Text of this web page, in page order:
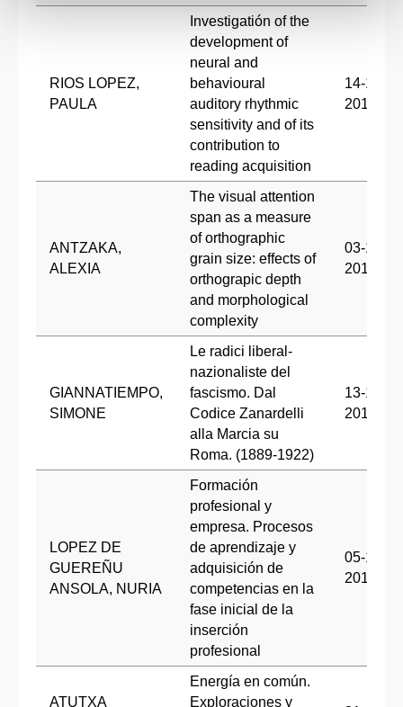
RIOS LOPEZ,
PAULA
Investigatión of the
development of
neural and
behavioural
auditory rhythmic
sensitivity and of its
contribution to
reading acquisition
14-12-
2018
ANTZAKA,
ALEXIA
The visual attention
span as a measure
of orthographic
grain size: effects of
orthograpic depth
and morphological
complexity
03-12-
2018
GIANNATIEMPO,
SIMONE
Le radici liberal-
nazionaliste del
fascismo. Dal
Codice Zanardelli
alla Marcia su
Roma. (1889-1922)
13-12-
2018
LOPEZ DE
GUEREÑU
ANSOLA, NURIA
Formación
profesional y
empresa. Procesos
de aprendizaje y
adquisición de
competencias en la
fase inicial de la
inserción
profesional
05-12-
2018
ATUTXA
Energía en común.
Exploraciones y